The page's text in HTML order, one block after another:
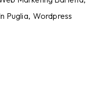
Puglia Wordpress